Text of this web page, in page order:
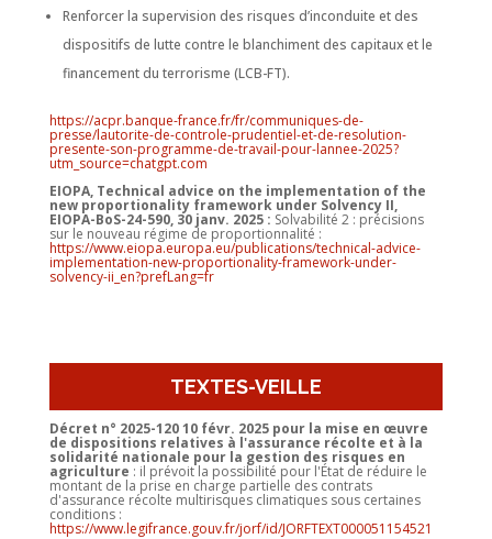
Renforcer la supervision des risques d’inconduite et des
dispositifs de lutte contre le blanchiment des capitaux et le
financement du terrorisme (LCB-FT).
https://acpr.banque-france.fr/fr/communiques-de-
presse/lautorite-de-controle-prudentiel-et-de-resolution-
presente-son-programme-de-travail-pour-lannee-2025?
utm_source=chatgpt.com
EIOPA, Technical advice on the implementation of the
new proportionality framework under Solvency II,
EIOPA-BoS-24-590, 30 janv. 2025 : Solvabilité 2 : précisions
sur le nouveau régime de proportionnalité :
https://www.eiopa.europa.eu/publications/technical-advice-
implementation-new-proportionality-framework-under-
solvency-ii_en?prefLang=fr
TEXTES-VEILLE
Décret n° 2025-120 10 févr. 2025 pour la mise en œuvre
de dispositions relatives à l'assurance récolte et à la
solidarité nationale pour la gestion des risques en
agriculture : il prévoit la possibilité pour l'État de réduire le
montant de la prise en charge partielle des contrats
d'assurance récolte multirisques climatiques sous certaines
conditions :
https://www.legifrance.gouv.fr/jorf/id/JORFTEXT000051154521